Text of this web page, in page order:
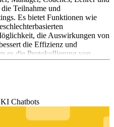
Teilnahme und
Es bietet Funktionen wie
die Auswirkungen von
die Effizienz und
es die Protokollierung von
Zusammenfassungen,
und Aktionspunkte liefert. Das
explizit angegeben, aber es
Chatbots